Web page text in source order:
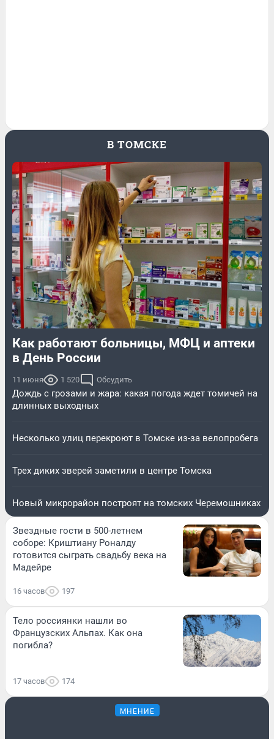
В ТОМСКЕ
Как работают больницы, МФЦ и аптеки
в День России
11 июня 1 520 Обсудить
Дождь с грозами и жара: какая погода ждет томичей на
длинных выходных
Несколько улиц перекроют в Томске из-за велопробега
Трех диких зверей заметили в центре Томска
Новый микрорайон построят на томских Черемошниках
Звездные гости в 500-летнем
соборе: Криштиану Роналду
готовится сыграть свадьбу века на
Мадейре
16 часов 197
Тело россиянки нашли во
Французских Альпах. Как она
погибла?
17 часов 174
МНЕНИЕ